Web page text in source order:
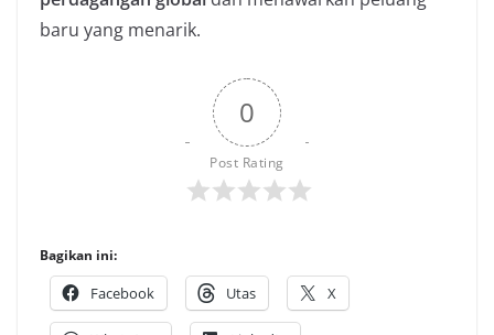
baru yang menarik.
0
Post Rating
Bagikan ini:
Facebook Utas X